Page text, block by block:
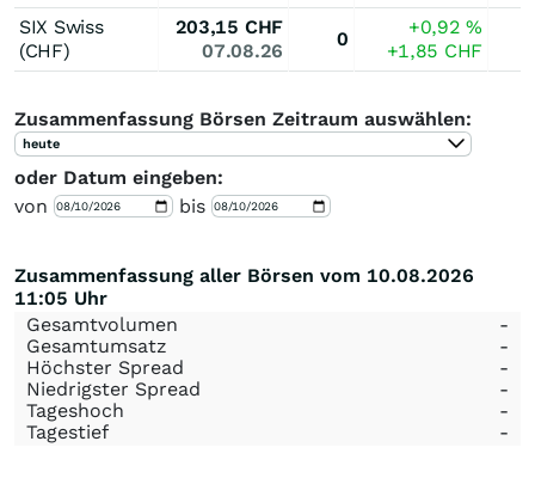
SIX Swiss
(CHF)
203,15 CHF
07.08.26
0
+0,92%
+1,85 CHF
Zusammenfassung Börsen Zeitraum auswählen:
heute
oder Datum eingeben:
von
bis
Zusammenfassung aller Börsen vom 10.08.2026
11:05 Uhr
Gesamtvolumen
-
Gesamtumsatz
-
Höchster Spread
-
Niedrigster Spread
-
Tageshoch
-
Tagestief
-